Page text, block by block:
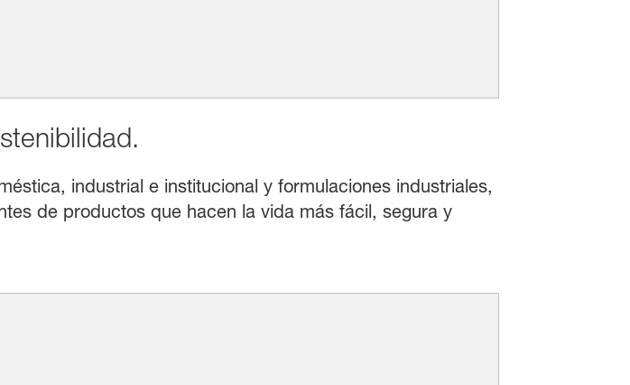
industrial e institucional y formulaciones industriales,
de productos que hacen la vida más fácil, segura y